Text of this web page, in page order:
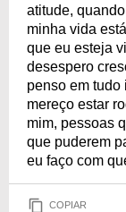
atitude,
minha vida
que eu esteja
desespero
penso em tudo
mereço estar
mim, pessoas
que puderem
eu faço com
COPIAR